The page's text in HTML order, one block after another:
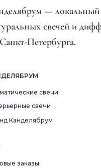
—
свечей и
Петербурга.
заказы
свечи
свечи
Канделябрум